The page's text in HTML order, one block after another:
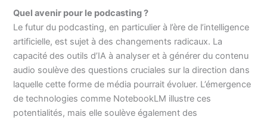
Quel avenir pour le podcasting ?
Le futur du podcasting, en particulier à l’ère de l’intelligence
artificielle, est sujet à des changements radicaux. La
capacité des outils d’IA à analyser et à générer du contenu
audio soulève des questions cruciales sur la direction dans
laquelle cette forme de média pourrait évoluer. L’émergence
de technologies comme NotebookLM illustre ces
potentialités, mais elle soulève également des